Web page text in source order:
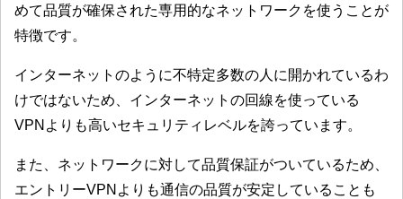
めて品質が確保された専用的なネットワークを使うことが
特徴です。
インターネットのように不特定多数の人に開かれているわ
けではないため、インターネットの回線を使っている
VPNよりも高いセキュリティレベルを誇っています。
また、ネットワークに対して品質保証がついているため、
エントリーVPNよりも通信の品質が安定していることも